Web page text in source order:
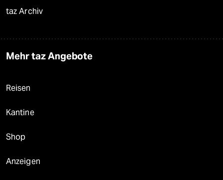
taz Archiv
Mehr taz Angebote
Reisen
Kantine
Shop
Anzeigen